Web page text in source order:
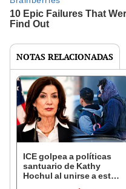
NOTAS RELACIONADAS
ICE golpea a políticas
santuario de Kathy
Hochul al unirse a esta